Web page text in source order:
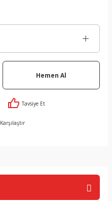
Hemen Al
Tavsiye Et
Karşılaştır